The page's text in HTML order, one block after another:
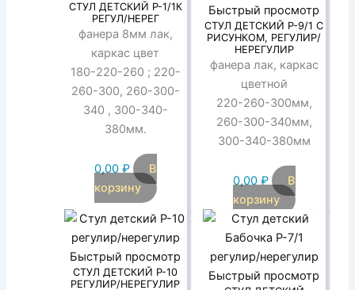
СТУЛ ДЕТСКИЙ Р-1/1К
РЕГУЛ/НЕРЕГ
фанера 8мм лак,
каркас цвет
180-220-260 ; 220-
260-300, 260-300-
340 , 300-340-
380мм.
0,00 ₽
В
корзину
Быстрый просмотр
СТУЛ ДЕТСКИЙ Р-9/1 С
РИСУНКОМ, РЕГУЛИР/
НЕРЕГУЛИР
фанера лак, каркас
цветной
220-260-300мм,
260-300-340мм,
300-340-380мм
0,00 ₽
В
корзину
Быстрый просмотр
СТУЛ ДЕТСКИЙ Р-10
РЕГУЛИР/НЕРЕГУЛИР
Быстрый просмотр